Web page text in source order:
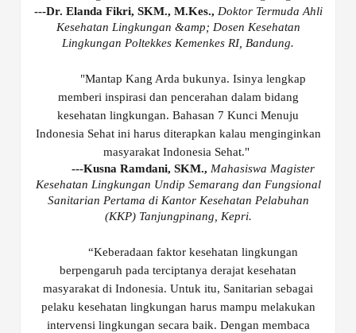
---Dr. Elanda Fikri, SKM., M.Kes., Doktor Termuda Ahli
Kesehatan Lingkungan &amp; Dosen Kesehatan
Lingkungan Poltekkes Kemenkes RI, Bandung.
"Mantap Kang Arda bukunya. Isinya lengkap
memberi inspirasi dan pencerahan dalam bidang
kesehatan lingkungan. Bahasan 7 Kunci Menuju
Indonesia Sehat ini harus diterapkan kalau menginginkan
masyarakat Indonesia Sehat."
---Kusna Ramdani, SKM., Mahasiswa Magister
Kesehatan Lingkungan Undip Semarang dan Fungsional
Sanitarian Pertama di Kantor Kesehatan Pelabuhan
(KKP) Tanjungpinang, Kepri.
“Keberadaan faktor kesehatan lingkungan
berpengaruh pada terciptanya derajat kesehatan
masyarakat di Indonesia. Untuk itu, Sanitarian sebagai
pelaku kesehatan lingkungan harus mampu melakukan
intervensi lingkungan secara baik. Dengan membaca